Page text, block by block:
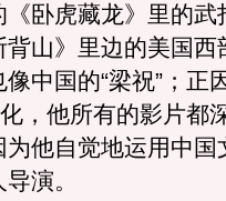
卧虎藏龙》里的武
山》里边的美国西
中国的“梁祝”；正
，他所有的影片都
他自觉地运用中国
演。